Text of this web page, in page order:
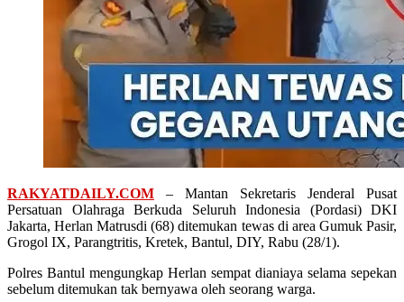
RAKYATDAILY.COM – Mantan Sekretaris Jenderal Pusat
Persatuan Olahraga Berkuda Seluruh Indonesia (Pordasi) DKI
Jakarta, Herlan Matrusdi (68) ditemukan tewas di area Gumuk Pasir,
Grogol IX, Parangtritis, Kretek, Bantul, DIY, Rabu (28/1).
Polres Bantul mengungkap Herlan sempat dianiaya selama sepekan
sebelum ditemukan tak bernyawa oleh seorang warga.